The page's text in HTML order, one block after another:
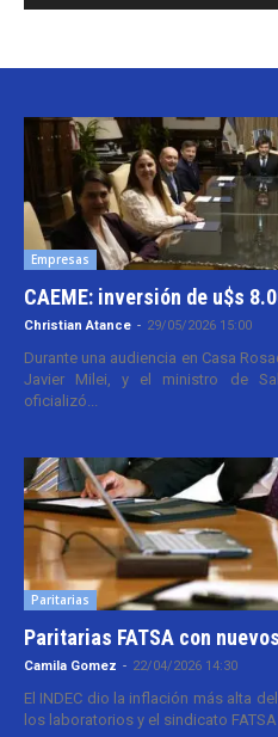
Empresas
CAEME: inversión de u$s
Christian Atance - 29/05/2026 15:00
Durante una audiencia en Casa
Javier Milei, y el ministro de
oficializó...
Paritarias
Paritarias FATSA con
Camila Gomez - 22/04/2026 14:30
El INDEC dio la inflación más alta
los laboratorios y el sindicato